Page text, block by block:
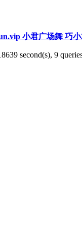
小君广场舞 巧
second(s), 9